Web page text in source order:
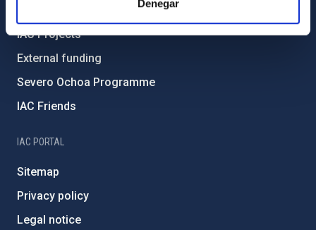
Denegar
IAC Projects
External funding
Severo Ochoa Programme
IAC Friends
IAC PORTAL
Sitemap
Privacy policy
Legal notice